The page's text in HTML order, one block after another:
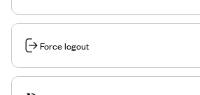
Force logout